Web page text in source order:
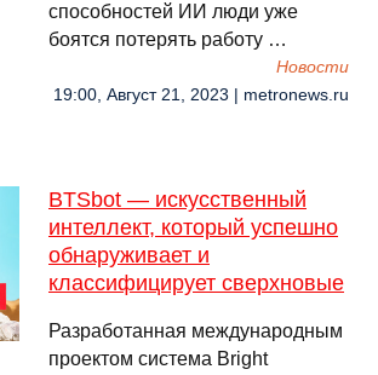
способностей ИИ люди уже
боятся потерять работу …
Новости
19:00, Август 21, 2023 | metronews.ru
BTSbot — искусственный
интеллект, который успешно
обнаруживает и
классифицирует сверхновые
Разработанная международным
проектом система Bright